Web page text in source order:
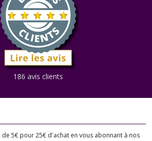
186 avis clients
5€ pour 25€ d'achat en vous abonnant à nos